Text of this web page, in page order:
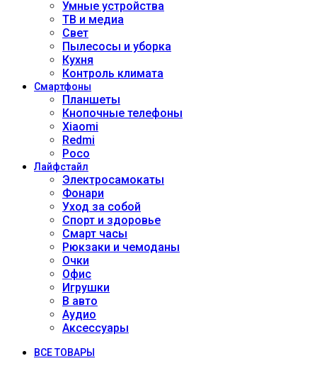
Умные устройства
ТВ и медиа
Свет
Пылесосы и уборка
Кухня
Контроль климата
Смартфоны
Планшеты
Кнопочные телефоны
Xiaomi
Redmi
Poco
Лайфстайл
Электросамокаты
Фонари
Уход за собой
Спорт и здоровье
Смарт часы
Рюкзаки и чемоданы
Очки
Офис
Игрушки
В авто
Аудио
Аксессуары
ВСЕ ТОВАРЫ